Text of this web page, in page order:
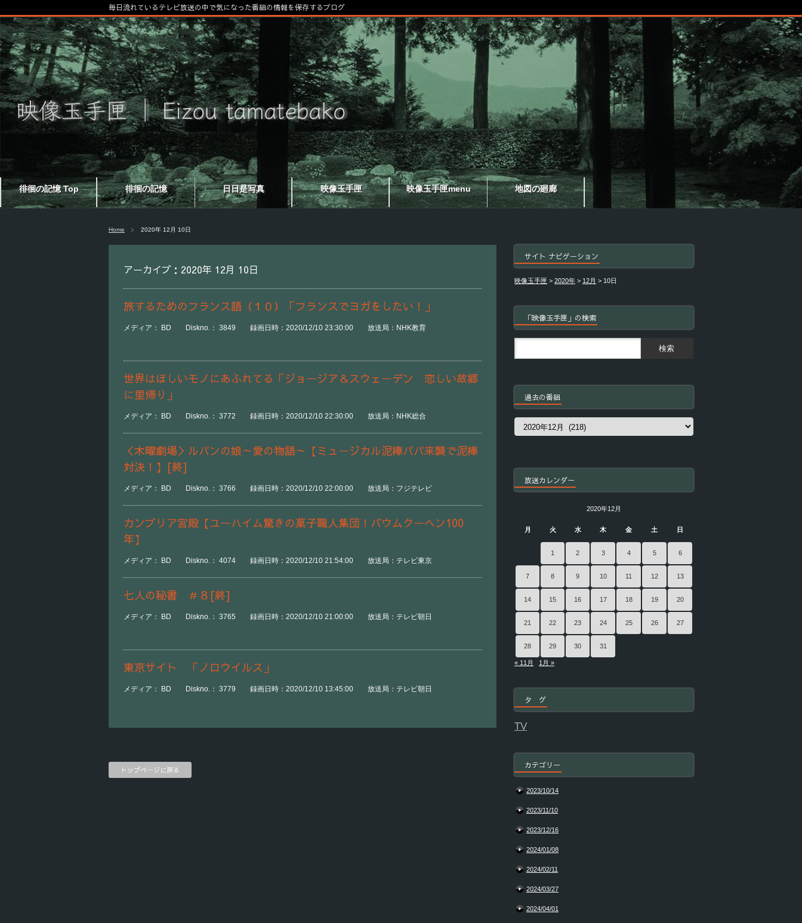
徘徊の記憶 Top 徘徊の記憶 日日是写真 映像玉手匣 映像玉手匣menu 地図の廻廊
毎日流れているテレビ放送の中で気になった番組の情報を保存するブログ
Home 2020年 12月 10日
アーカイブ：2020年 12月 10日
旅するためのフランス語（１０）「フランスでヨガをしたい！」
メディア： BD Diskno.： 3849 録画日時：2020/12/10 23:30:00 放送局：NHK教育
世界はほしいモノにあふれてる「ジョージア＆スウェーデン 恋しい故郷
に里帰り」
メディア： BD Diskno.： 3772 録画日時：2020/12/10 22:30:00 放送局：NHK総合
＜木曜劇場＞ルパンの娘～愛の物語～【ミュージカル泥棒パパ来襲で泥棒
対決！】[終]
メディア： BD Diskno.： 3766 録画日時：2020/12/10 22:00:00 放送局：フジテレビ
カンブリア宮殿【ユーハイム驚きの菓子職人集団！バウムクーヘン100
年】
メディア： BD Diskno.： 4074 録画日時：2020/12/10 21:54:00 放送局：テレビ東京
七人の秘書 ＃８[終]
メディア： BD Diskno.： 3765 録画日時：2020/12/10 21:00:00 放送局：テレビ朝日
東京サイト 「ノロウイルス」
メディア： BD Diskno.： 3779 録画日時：2020/12/10 13:45:00 放送局：テレビ朝日
トップページに戻る
サイト ナビゲーション
映像玉手匣 > 2020年 > 12月 > 10日
「映像玉手匣」の検索
過去の番組
過
放送カレンダー
2020年12月
月 火 水 木 金 土 日
1 2 3 4 5 6
7 8 9 10 11 12 13
14 15 16 17 18 19 20
21 22 23 24 25 26 27
28 29 30 31
« 11月 1月 »
タ グ
TV
カテゴリー
2023/10/14
2023/11/10
2023/12/16
2024/01/08
2024/02/11
2024/03/27
2024/04/01